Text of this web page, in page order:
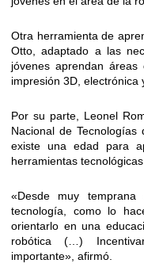
Otra herramienta de
Otto, adaptado a las
jóvenes aprendan
impresión 3D, electrónica
Por su parte, Leonel
Nacional de
existe una edad para
herramientas
«Desde muy
tecnología, como lo
orientarlo en una
robótica (…)
importante», afirmó.